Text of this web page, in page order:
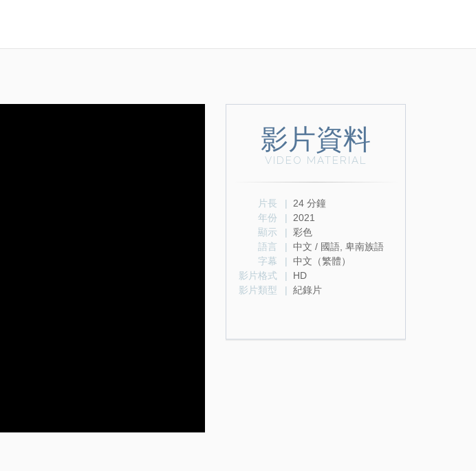
影片資料
VIDEO MATERIAL
片長 | 24 分鐘
年份
| 2021
顯示
| 彩色
語言
| 中文 / 國語, 卑南族語
字幕
| 中文（繁體）
影片格式
| HD
影片類型
| 紀錄片